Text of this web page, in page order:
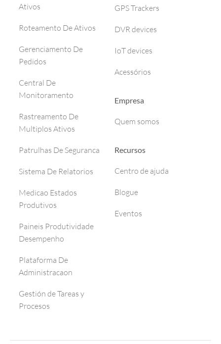
Ativos
Roteamento De Ativos
Gerenciamento De
Pedidos
Central De
Monitoramento
Rastreamento De
Multiplos Ativos
Patrulhas De Seguranca
Sistema De Relatorios
Medicao Estados
Produtivos
Paineis Produtividade
Desempenho
Plataforma De
Administracaon
Gestión de Tareas y
Procesos
GPS Trackers
DVR devices
IoT devices
Acessórios
Empresa
Quem somos
Recursos
Centro de ajuda
Blogue
Eventos